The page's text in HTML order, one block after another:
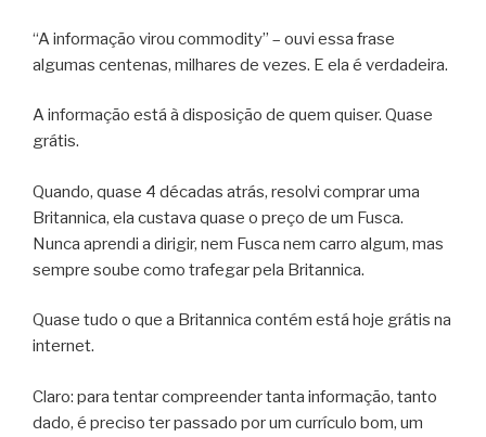
“A informação virou commodity” – ouvi essa frase
algumas centenas, milhares de vezes. E ela é verdadeira.
A informação está à disposição de quem quiser. Quase
grátis.
Quando, quase 4 décadas atrás, resolvi comprar uma
Britannica, ela custava quase o preço de um Fusca.
Nunca aprendi a dirigir, nem Fusca nem carro algum, mas
sempre soube como trafegar pela Britannica.
Quase tudo o que a Britannica contém está hoje grátis na
internet.
Claro: para tentar compreender tanta informação, tanto
dado, é preciso ter passado por um currículo bom, um